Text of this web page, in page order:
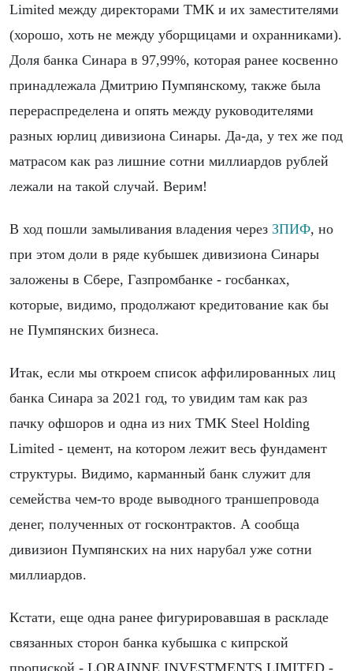
Limited между директорами ТМК и их заместителями
(хорошо, хоть не между уборщицами и охранниками).
Доля банка Синара в 97,99%, которая ранее косвенно
принадлежала Дмитрию Пумпянскому, также была
перераспределена и опять между руководителями
разных юрлиц дивизиона Синары. Да-да, у тех же под
матрасом как раз лишние сотни миллиардов рублей
лежали на такой случай. Верим!
В ход пошли замыливания владения через ЗПИФ, но
при этом доли в ряде кубышек дивизиона Синары
заложены в Сбере, Газпромбанке - госбанках,
которые, видимо, продолжают кредитование как бы
не Пумпянских бизнеса.
Итак, если мы откроем список аффилированных лиц
банка Синара за 2021 год, то увидим там как раз
пачку офшоров и одна из них TMK Steel Holding
Limited - цемент, на котором лежит весь фундамент
структуры. Видимо, карманный банк служит для
семейства чем-то вроде выводного траншепровода
денег, полученных от госконтрактов. А сообща
дивизион Пумпянских на них нарубал уже сотни
миллиардов.
Кстати, еще одна ранее фигурировавшая в раскладе
связанных сторон банка кубышка с кипрской